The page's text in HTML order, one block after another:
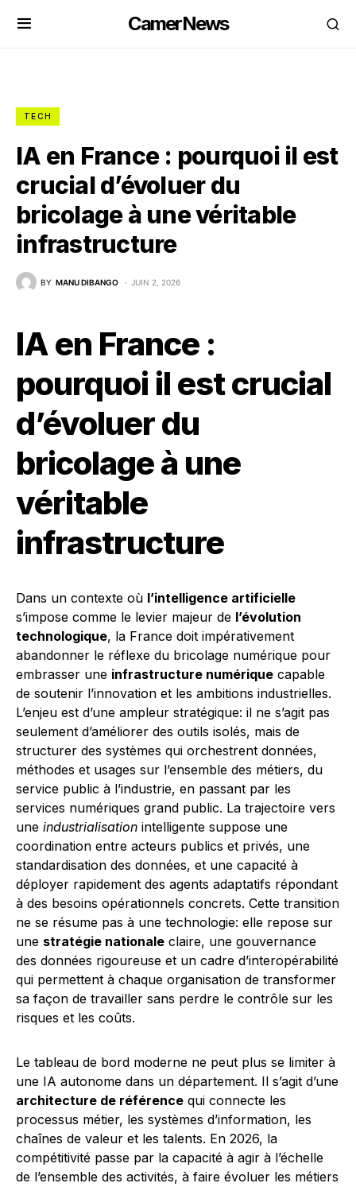
CamerNews
TECH
IA en France : pourquoi il est
crucial d’évoluer du
bricolage à une véritable
infrastructure
BY MANU DIBANGO JUIN 2, 2026
IA en France :
pourquoi il est crucial
d’évoluer du
bricolage à une
véritable
infrastructure
Dans un contexte où l’intelligence artificielle
s’impose comme le levier majeur de l’évolution
technologique, la France doit impérativement
abandonner le réflexe du bricolage numérique pour
embrasser une infrastructure numérique capable
de soutenir l’innovation et les ambitions industrielles.
L’enjeu est d’une ampleur stratégique: il ne s’agit pas
seulement d’améliorer des outils isolés, mais de
structurer des systèmes qui orchestrent données,
méthodes et usages sur l’ensemble des métiers, du
service public à l’industrie, en passant par les
services numériques grand public. La trajectoire vers
une industrialisation intelligente suppose une
coordination entre acteurs publics et privés, une
standardisation des données, et une capacité à
déployer rapidement des agents adaptatifs répondant
à des besoins opérationnels concrets. Cette transition
ne se résume pas à une technologie: elle repose sur
une stratégie nationale claire, une gouvernance
des données rigoureuse et un cadre d’interopérabilité
qui permettent à chaque organisation de transformer
sa façon de travailler sans perdre le contrôle sur les
risques et les coûts.
Le tableau de bord moderne ne peut plus se limiter à
une IA autonome dans un département. Il s’agit d’une
architecture de référence qui connecte les
processus métier, les systèmes d’information, les
chaînes de valeur et les talents. En 2026, la
compétitivité passe par la capacité à agir à l’échelle
de l’ensemble des activités, à faire évoluer les métiers